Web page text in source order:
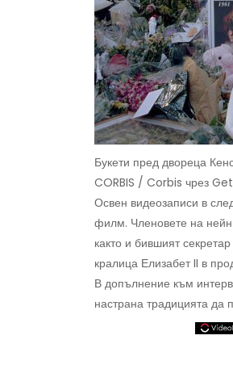
Букети пред двореца
CORBIS / Corbis чрез
Освен видеозаписи в
филм. Членовете на
както и бившият
кралица Елизабет II в
В допълнение към
настрана традицията да